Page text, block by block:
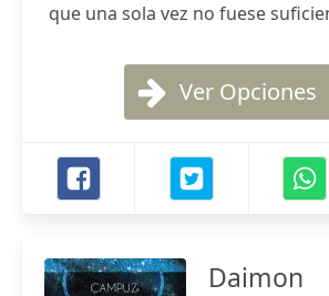
que una sola vez no fuese
Ver Opciones
Daimon